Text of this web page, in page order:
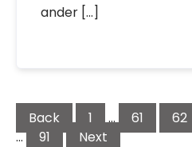
ander […]
Berichtnavigatie
Back 1 … 61 62
…
91 Next